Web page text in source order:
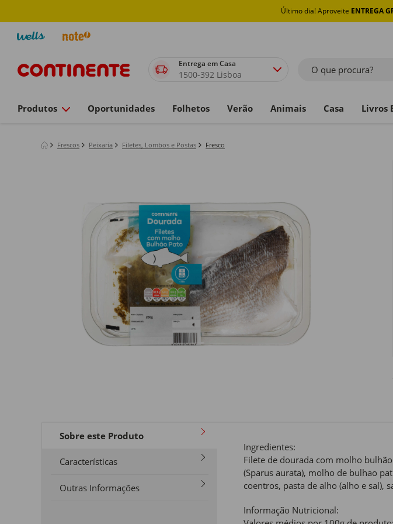
Último dia! Aproveite ENTREGA
Entrega em Casa
1500-392 Lisboa O que procura?
Produtos Oportunidades Folhetos Verão Animais Casa Livros
Frescos Peixaria Filetes, Lombos e Postas Fresco
Sobre este Produto
Características
Outras Informações
Ingredientes:
Filete de dourada com molho bulhão
(Sparus aurata), molho de bulhao
coentros, pasta de alho (alho e sal),
Informação Nutricional: